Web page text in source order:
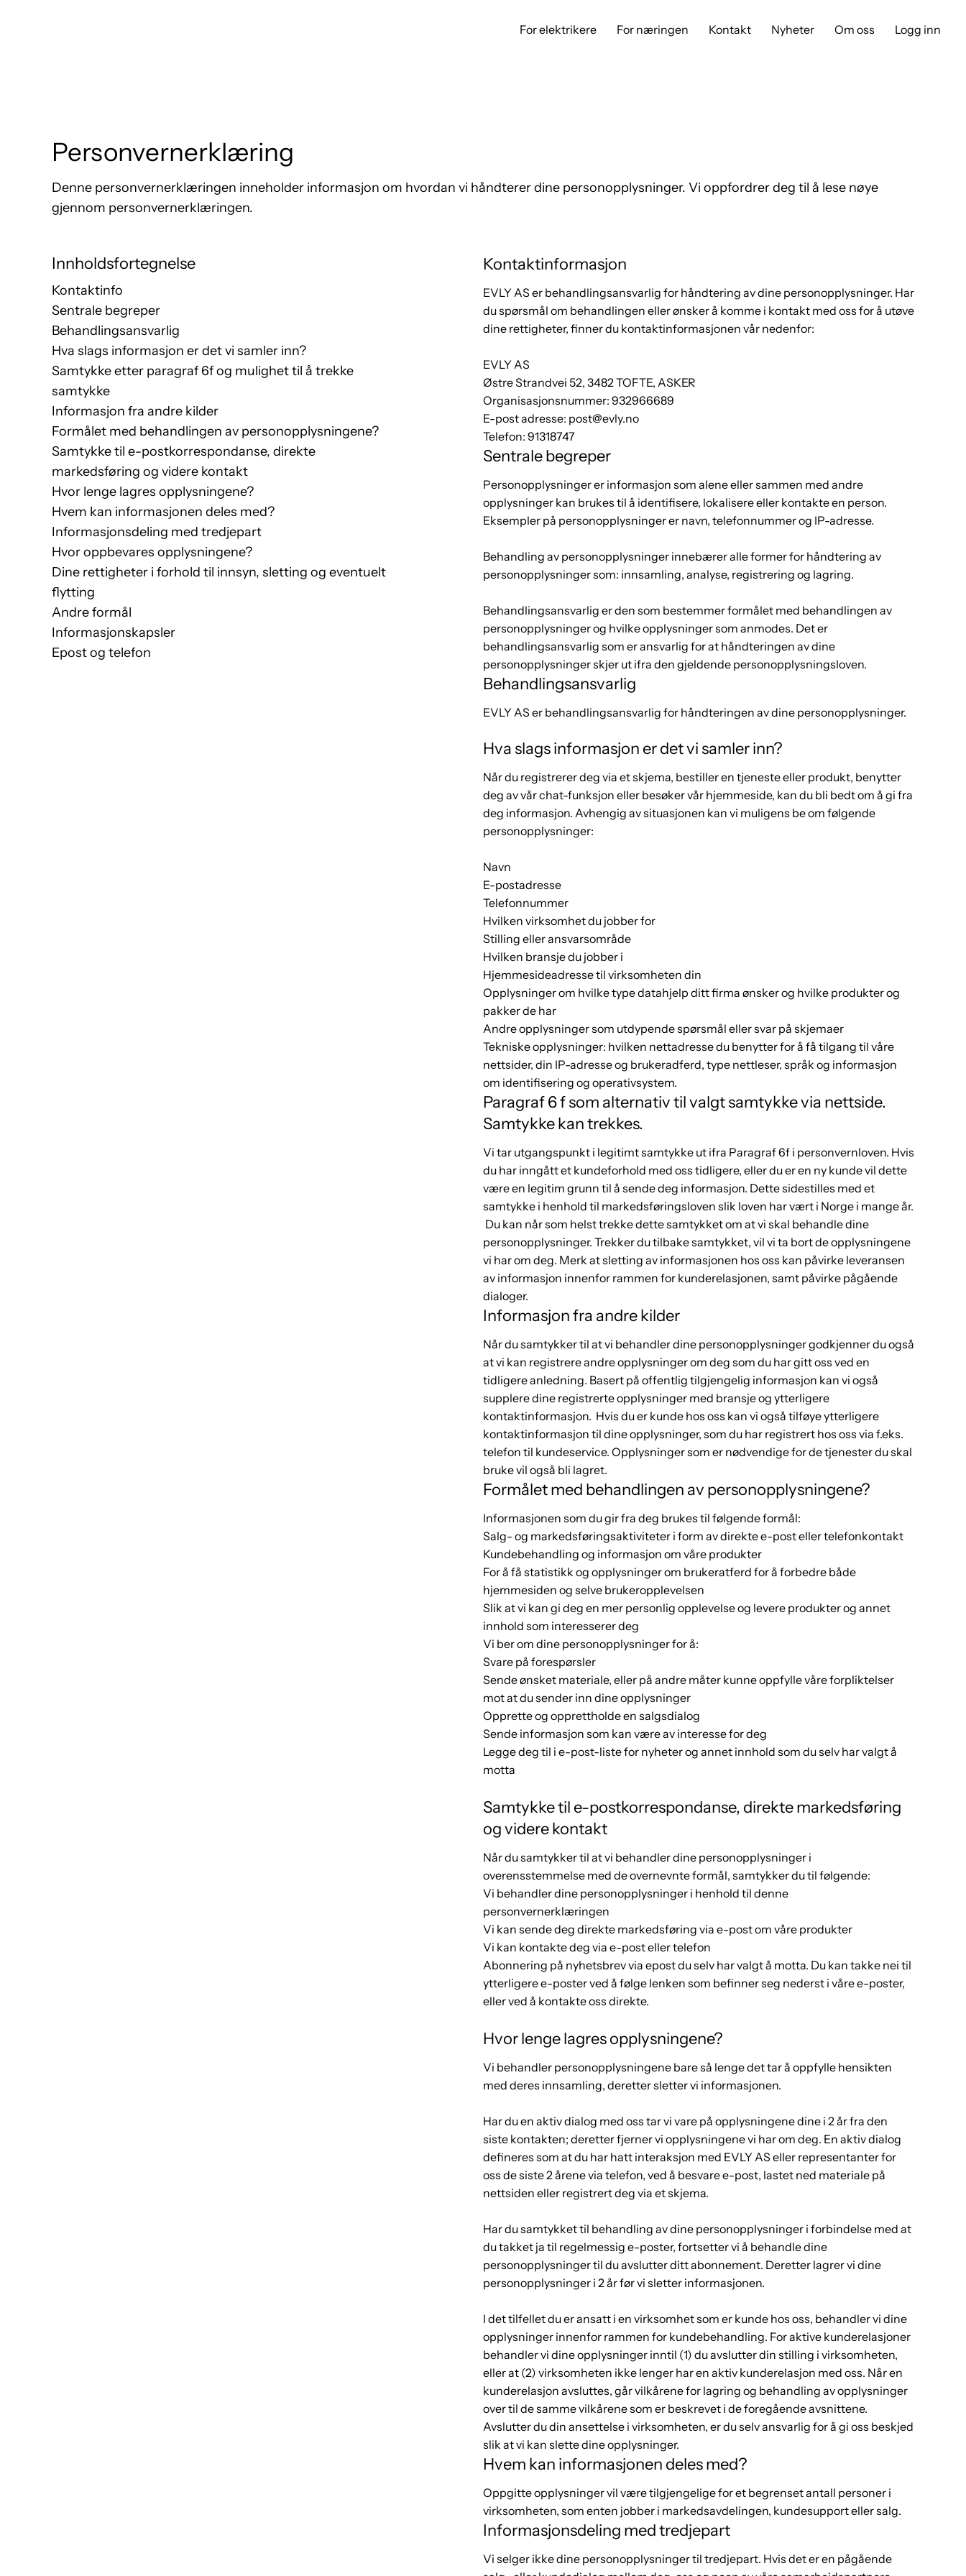
For elektrikere For næringen Kontakt Nyheter Om oss Logg inn
Kontaktinformasjon
EVLY AS er behandlingsansvarlig for håndtering av dine personopplysninger. Har
du spørsmål om behandlingen eller ønsker å komme i kontakt med oss for å utøve
dine rettigheter, finner du kontaktinformasjonen vår nedenfor:
EVLY AS
Østre Strandvei 52, 3482 TOFTE, ASKER
Organisasjonsnummer: 932966689
E-post adresse: post@evly.no
Telefon: 91318747
Sentrale begreper
Personopplysninger er informasjon som alene eller sammen med andre
opplysninger kan brukes til å identifisere, lokalisere eller kontakte en person.
Eksempler på personopplysninger er navn, telefonnummer og IP-adresse.
Behandling av personopplysninger innebærer alle former for håndtering av
personopplysninger som: innsamling, analyse, registrering og lagring.
Behandlingsansvarlig er den som bestemmer formålet med behandlingen av
personopplysninger og hvilke opplysninger som anmodes. Det er
behandlingsansvarlig som er ansvarlig for at håndteringen av dine
personopplysninger skjer ut ifra den gjeldende personopplysningsloven.
Behandlingsansvarlig
EVLY AS er behandlingsansvarlig for håndteringen av dine personopplysninger.
Hva slags informasjon er det vi samler inn?
Når du registrerer deg via et skjema, bestiller en tjeneste eller produkt, benytter
deg av vår chat-funksjon eller besøker vår hjemmeside, kan du bli bedt om å gi fra
deg informasjon. Avhengig av situasjonen kan vi muligens be om følgende
personopplysninger:
Navn
E-postadresse
Telefonnummer
Hvilken virksomhet du jobber for
Stilling eller ansvarsområde
Hvilken bransje du jobber i
Hjemmesideadresse til virksomheten din
Opplysninger om hvilke type datahjelp ditt firma ønsker og hvilke produkter og
pakker de har
Andre opplysninger som utdypende spørsmål eller svar på skjemaer
Tekniske opplysninger: hvilken nettadresse du benytter for å få tilgang til våre
nettsider, din IP-adresse og brukeradferd, type nettleser, språk og informasjon
om identifisering og operativsystem.
Paragraf 6 f som alternativ til valgt samtykke via nettside.
Samtykke kan trekkes.
Vi tar utgangspunkt i legitimt samtykke ut ifra Paragraf 6f i personvernloven. Hvis
du har inngått et kundeforhold med oss tidligere, eller du er en ny kunde vil dette
være en legitim grunn til å sende deg informasjon. Dette sidestilles med et
samtykke i henhold til markedsføringsloven slik loven har vært i Norge i mange år.
Du kan når som helst trekke dette samtykket om at vi skal behandle dine
personopplysninger. Trekker du tilbake samtykket, vil vi ta bort de opplysningene
vi har om deg. Merk at sletting av informasjonen hos oss kan påvirke leveransen
av informasjon innenfor rammen for kunderelasjonen, samt påvirke pågående
dialoger.
Informasjon fra andre kilder
Når du samtykker til at vi behandler dine personopplysninger godkjenner du også
at vi kan registrere andre opplysninger om deg som du har gitt oss ved en
tidligere anledning. Basert på offentlig tilgjengelig informasjon kan vi også
supplere dine registrerte opplysninger med bransje og ytterligere
kontaktinformasjon. Hvis du er kunde hos oss kan vi også tilføye ytterligere
kontaktinformasjon til dine opplysninger, som du har registrert hos oss via f.eks.
telefon til kundeservice. Opplysninger som er nødvendige for de tjenester du skal
bruke vil også bli lagret.
Formålet med behandlingen av personopplysningene?
Informasjonen som du gir fra deg brukes til følgende formål:
Salg- og markedsføringsaktiviteter i form av direkte e-post eller telefonkontakt
Kundebehandling og informasjon om våre produkter
For å få statistikk og opplysninger om brukeratferd for å forbedre både
hjemmesiden og selve brukeropplevelsen
Slik at vi kan gi deg en mer personlig opplevelse og levere produkter og annet
innhold som interesserer deg
Vi ber om dine personopplysninger for å:
Svare på forespørsler
Sende ønsket materiale, eller på andre måter kunne oppfylle våre forpliktelser
mot at du sender inn dine opplysninger
Opprette og opprettholde en salgsdialog
Sende informasjon som kan være av interesse for deg
Legge deg til i e-post-liste for nyheter og annet innhold som du selv har valgt å
motta
Samtykke til e-postkorrespondanse, direkte markedsføring
og videre kontakt
Når du samtykker til at vi behandler dine personopplysninger i
overensstemmelse med de overnevnte formål, samtykker du til følgende:
Vi behandler dine personopplysninger i henhold til denne
personvernerklæringen
Vi kan sende deg direkte markedsføring via e-post om våre produkter
Vi kan kontakte deg via e-post eller telefon
Abonnering på nyhetsbrev via epost du selv har valgt å motta. Du kan takke nei til
ytterligere e-poster ved å følge lenken som befinner seg nederst i våre e-poster,
eller ved å kontakte oss direkte.
Hvor lenge lagres opplysningene?
​Vi behandler personopplysningene bare så lenge det tar å oppfylle hensikten
med deres innsamling, deretter sletter vi informasjonen.
Har du en aktiv dialog med oss tar vi vare på opplysningene dine i 2 år fra den
siste kontakten; deretter fjerner vi opplysningene vi har om deg. En aktiv dialog
defineres som at du har hatt interaksjon med EVLY AS eller representanter for
oss de siste 2 årene via telefon, ved å besvare e-post, lastet ned materiale på
nettsiden eller registrert deg via et skjema.
Har du samtykket til behandling av dine personopplysninger i forbindelse med at
du takket ja til regelmessig e-poster, fortsetter vi å behandle dine
personopplysninger til du avslutter ditt abonnement. Deretter lagrer vi dine
personopplysninger i 2 år før vi sletter informasjonen.
I det tilfellet du er ansatt i en virksomhet som er kunde hos oss, behandler vi dine
opplysninger innenfor rammen for kundebehandling. For aktive kunderelasjoner
behandler vi dine opplysninger inntil (1) du avslutter din stilling i virksomheten,
eller at (2) virksomheten ikke lenger har en aktiv kunderelasjon med oss. Når en
kunderelasjon avsluttes, går vilkårene for lagring og behandling av opplysninger
over til de samme vilkårene som er beskrevet i de foregående avsnittene.
Avslutter du din ansettelse i virksomheten, er du selv ansvarlig for å gi oss beskjed
slik at vi kan slette dine opplysninger.
Hvem kan informasjonen deles med?
Oppgitte opplysninger vil være tilgjengelige for et begrenset antall personer i
virksomheten, som enten jobber i markedsavdelingen, kundesupport eller salg.
Informasjonsdeling med tredjepart
Vi selger ikke dine personopplysninger til tredjepart. Hvis det er en pågående
Personvernerklæring
Denne personvernerklæringen inneholder informasjon om hvordan vi håndterer dine personopplysninger. Vi oppfordrer deg til å lese nøye
gjennom personvernerklæringen.
Innholdsfortegnelse
Kontaktinfo
Sentrale begreper
Behandlingsansvarlig
Hva slags informasjon er det vi samler inn?
Samtykke etter paragraf 6f og mulighet til å trekke
samtykke
Informasjon fra andre kilder
Formålet med behandlingen av personopplysningene?
Samtykke til e-postkorrespondanse, direkte
markedsføring og videre kontakt
Hvor lenge lagres opplysningene?
Hvem kan informasjonen deles med?
Informasjonsdeling med tredjepart
Hvor oppbevares opplysningene?
Dine rettigheter i forhold til innsyn, sletting og eventuelt
flytting
Andre formål
Informasjonskapsler
Epost og telefon